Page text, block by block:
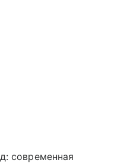
современная